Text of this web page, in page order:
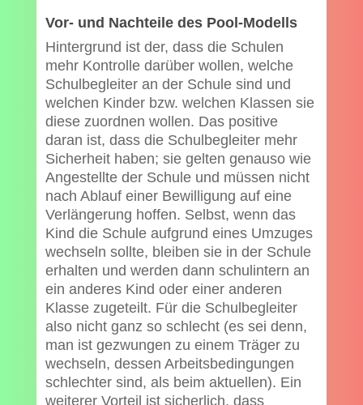
Vor- und Nachteile des Pool-Modells
Hintergrund ist der, dass die Schulen
mehr Kontrolle darüber wollen, welche
Schulbegleiter an der Schule sind und
welchen Kinder bzw. welchen Klassen sie
diese zuordnen wollen. Das positive
daran ist, dass die Schulbegleiter mehr
Sicherheit haben; sie gelten genauso wie
Angestellte der Schule und müssen nicht
nach Ablauf einer Bewilligung auf eine
Verlängerung hoffen. Selbst, wenn das
Kind die Schule aufgrund eines Umzuges
wechseln sollte, bleiben sie in der Schule
erhalten und werden dann schulintern an
ein anderes Kind oder einer anderen
Klasse zugeteilt. Für die Schulbegleiter
also nicht ganz so schlecht (es sei denn,
man ist gezwungen zu einem Träger zu
wechseln, dessen Arbeitsbedingungen
schlechter sind, als beim aktuellen). Ein
weiterer Vorteil ist sicherlich, dass